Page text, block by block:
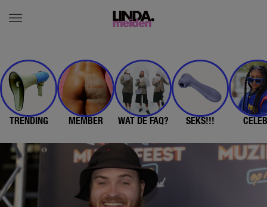
TRENDING MEMBER WAT DE FAQ? SEKS!!!